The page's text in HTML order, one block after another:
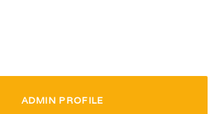
admin
ADMIN PROFILE